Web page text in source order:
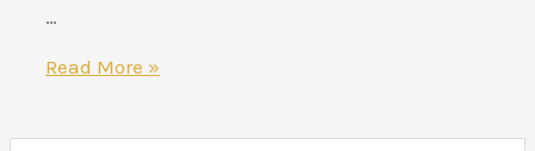
…
Suđenje
Read More »